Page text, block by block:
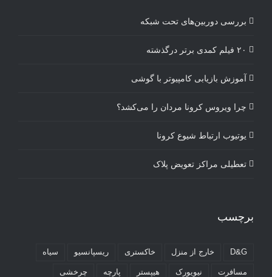
بررسی دوربین‌های تحت شبکه
۲۰ فیلم کمدی برتر درگذشته
آموزش بازیابی کامپیوتر با گوشی
چرا ویروس کرونا مردان را می‌کشد؟
یوتیوب ارتباط شیوع کرونا
تعطیلی مراکز تعویض پلاک
برچسب
D&G خارج از منزل خاکستری ریسپانسیو سیاه
مسافرت نیویورک هیپستر پارچه چرخشی